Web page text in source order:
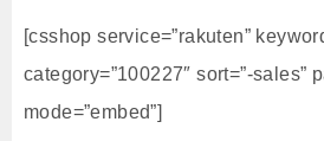
[csshop service=”rakuten”
category=”100227″ sort=”-sales”
mode=”embed”]